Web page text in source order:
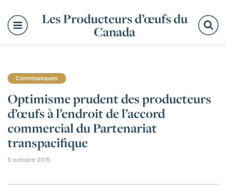
Les Producteurs d’œufs du
Canada
Communiqués
Optimisme prudent des producteurs
d’œufs à l’endroit de l’accord
commercial du Partenariat
transpacifique
5 octobre 2015